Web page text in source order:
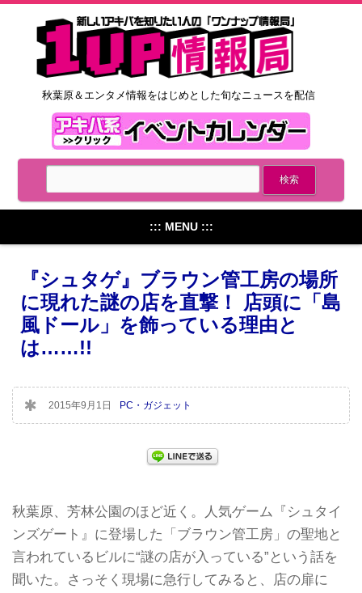
秋葉原＆エンタメ情報をはじめとした旬なニュースを配信
::: MENU :::
『シュタゲ』ブラウン管工房の場所
に現れた謎の店を直撃！ 店頭に「島
風ドール」を飾っている理由と
は……!!
2015年9月1日 PC・ガジェット
秋葉原、芳林公園のほど近く。人気ゲーム『シュタイ
ンズゲート』に登場した「ブラウン管工房」の聖地と
言われているビルに“謎の店が入っている”という話を
聞いた。さっそく現場に急行してみると、店の扉に